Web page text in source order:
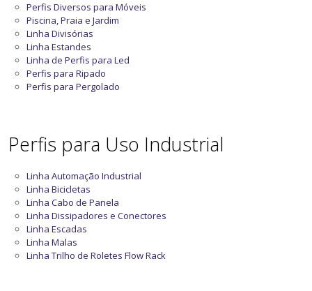
Perfis Diversos para Móveis
Piscina, Praia e Jardim
Linha Divisórias
Linha Estandes
Linha de Perfis para Led
Perfis para Ripado
Perfis para Pergolado
Perfis para Uso Industrial
Linha Automação Industrial
Linha Bicicletas
Linha Cabo de Panela
Linha Dissipadores e Conectores
Linha Escadas
Linha Malas
Linha Trilho de Roletes Flow Rack